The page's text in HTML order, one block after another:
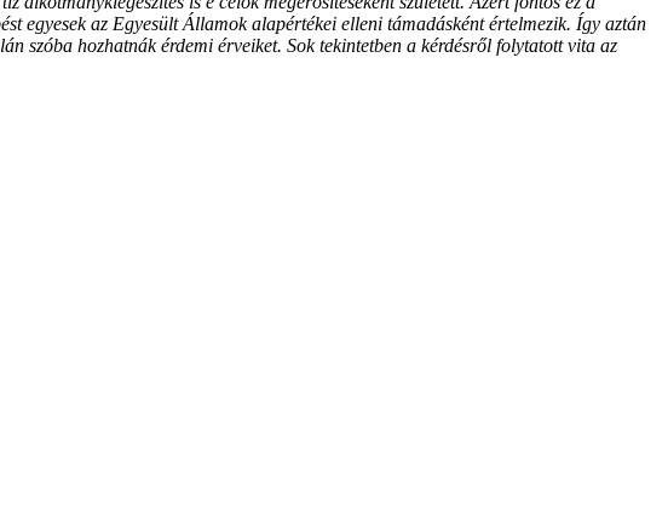
egyesek az Egyesült Államok alapértékei elleni támadásként értelmezik. Így aztán
szóba hozhatnák érdemi érveiket. Sok tekintetben a kérdésről folytatott vita az